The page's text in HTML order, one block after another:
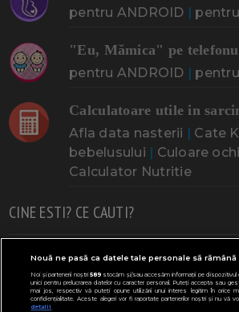
pentru ANDROID |
"Eu, Mămica" pe
pentru ANDROID |
Calculatoare utile in
Afla data nasterii | Cate
bebelusului | Culoare
Calculator Nutritie
CINE ESTI? CE CAUTI?
Doresc un copil Adoptia Probleme
Urmeaza sa nasc Probleme alaptare
Bebe febra Cresa, Gradinta
Nouă ne pasă ca datele tale personale să
Noi și partenerii noștri589stocăm și/sau accesăm informații pe dispozitivul
unici pentru prelucrarea datelor cu caracter personal. Puteți accepta sau
mai jos, respectiv vă puteți opune utilizării unui interes legitim în orice
confidențialitate. Aceste alegeri vor fi raportate partenerilor noștri și nu vă
detalii